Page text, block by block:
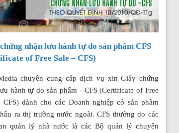
nhận lưu hành tự do sản phẩm CFS
of Free Sale – CFS)
chuyên cung cấp dịch vụ xin Giấy chứng
hành tự do sản phẩm - CFS (Certificate of Free
CFS) dành cho các Doanh nghiệp có sản phẩm
ra thị trường nước ngoài. CFS thường do các
quản lý nhà nước là các Bộ quản lý chuyên